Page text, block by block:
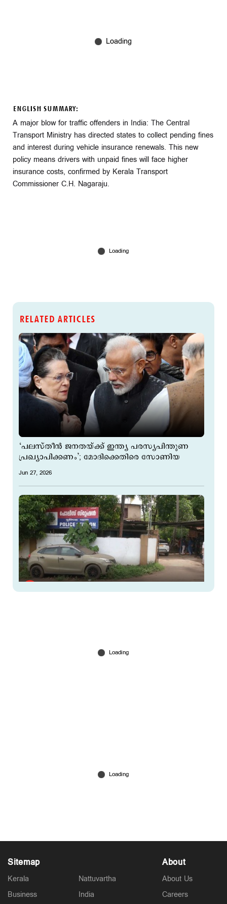
ENGLISH SUMMARY:
A major blow for traffic offenders in India: The Central
Transport Ministry has directed states to collect pending fines
and interest during vehicle insurance renewals. This new
policy means drivers with unpaid fines will face higher
insurance costs, confirmed by Kerala Transport
Commissioner C.H. Nagaraju.
RELATED ARTICLES
‘പലസ്തീന്‍ ജനതയ്ക്ക് ഇന്ത്യ പരസ്യപിന്തുണ
പ്രഖ്യാപിക്കണം’; മോദിക്കെതിരെ സോണിയ
Jun 27, 2026
ചരക്കുകപ്പല്‍ ആക്രമിച്ചതിന് യുഎസിന്റെ മറുപടി;
വീണ്ടും ആക്രമണം, കരാര്‍ ലംഘനമെന്ന് ഇറാന്‍
Sitemap
Kerala
Business
Nattuvartha
India
About
About Us
Careers